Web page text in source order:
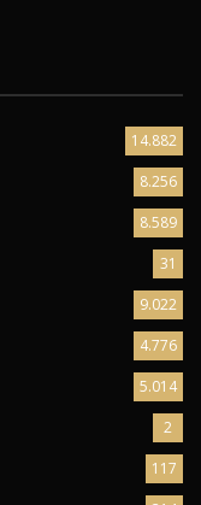
14.882
8.256
8.589
31
9.022
4.776
5.014
2
117